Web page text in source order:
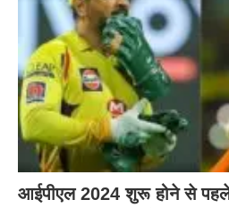
आईपीएल 2024 शुरू होने से पहले